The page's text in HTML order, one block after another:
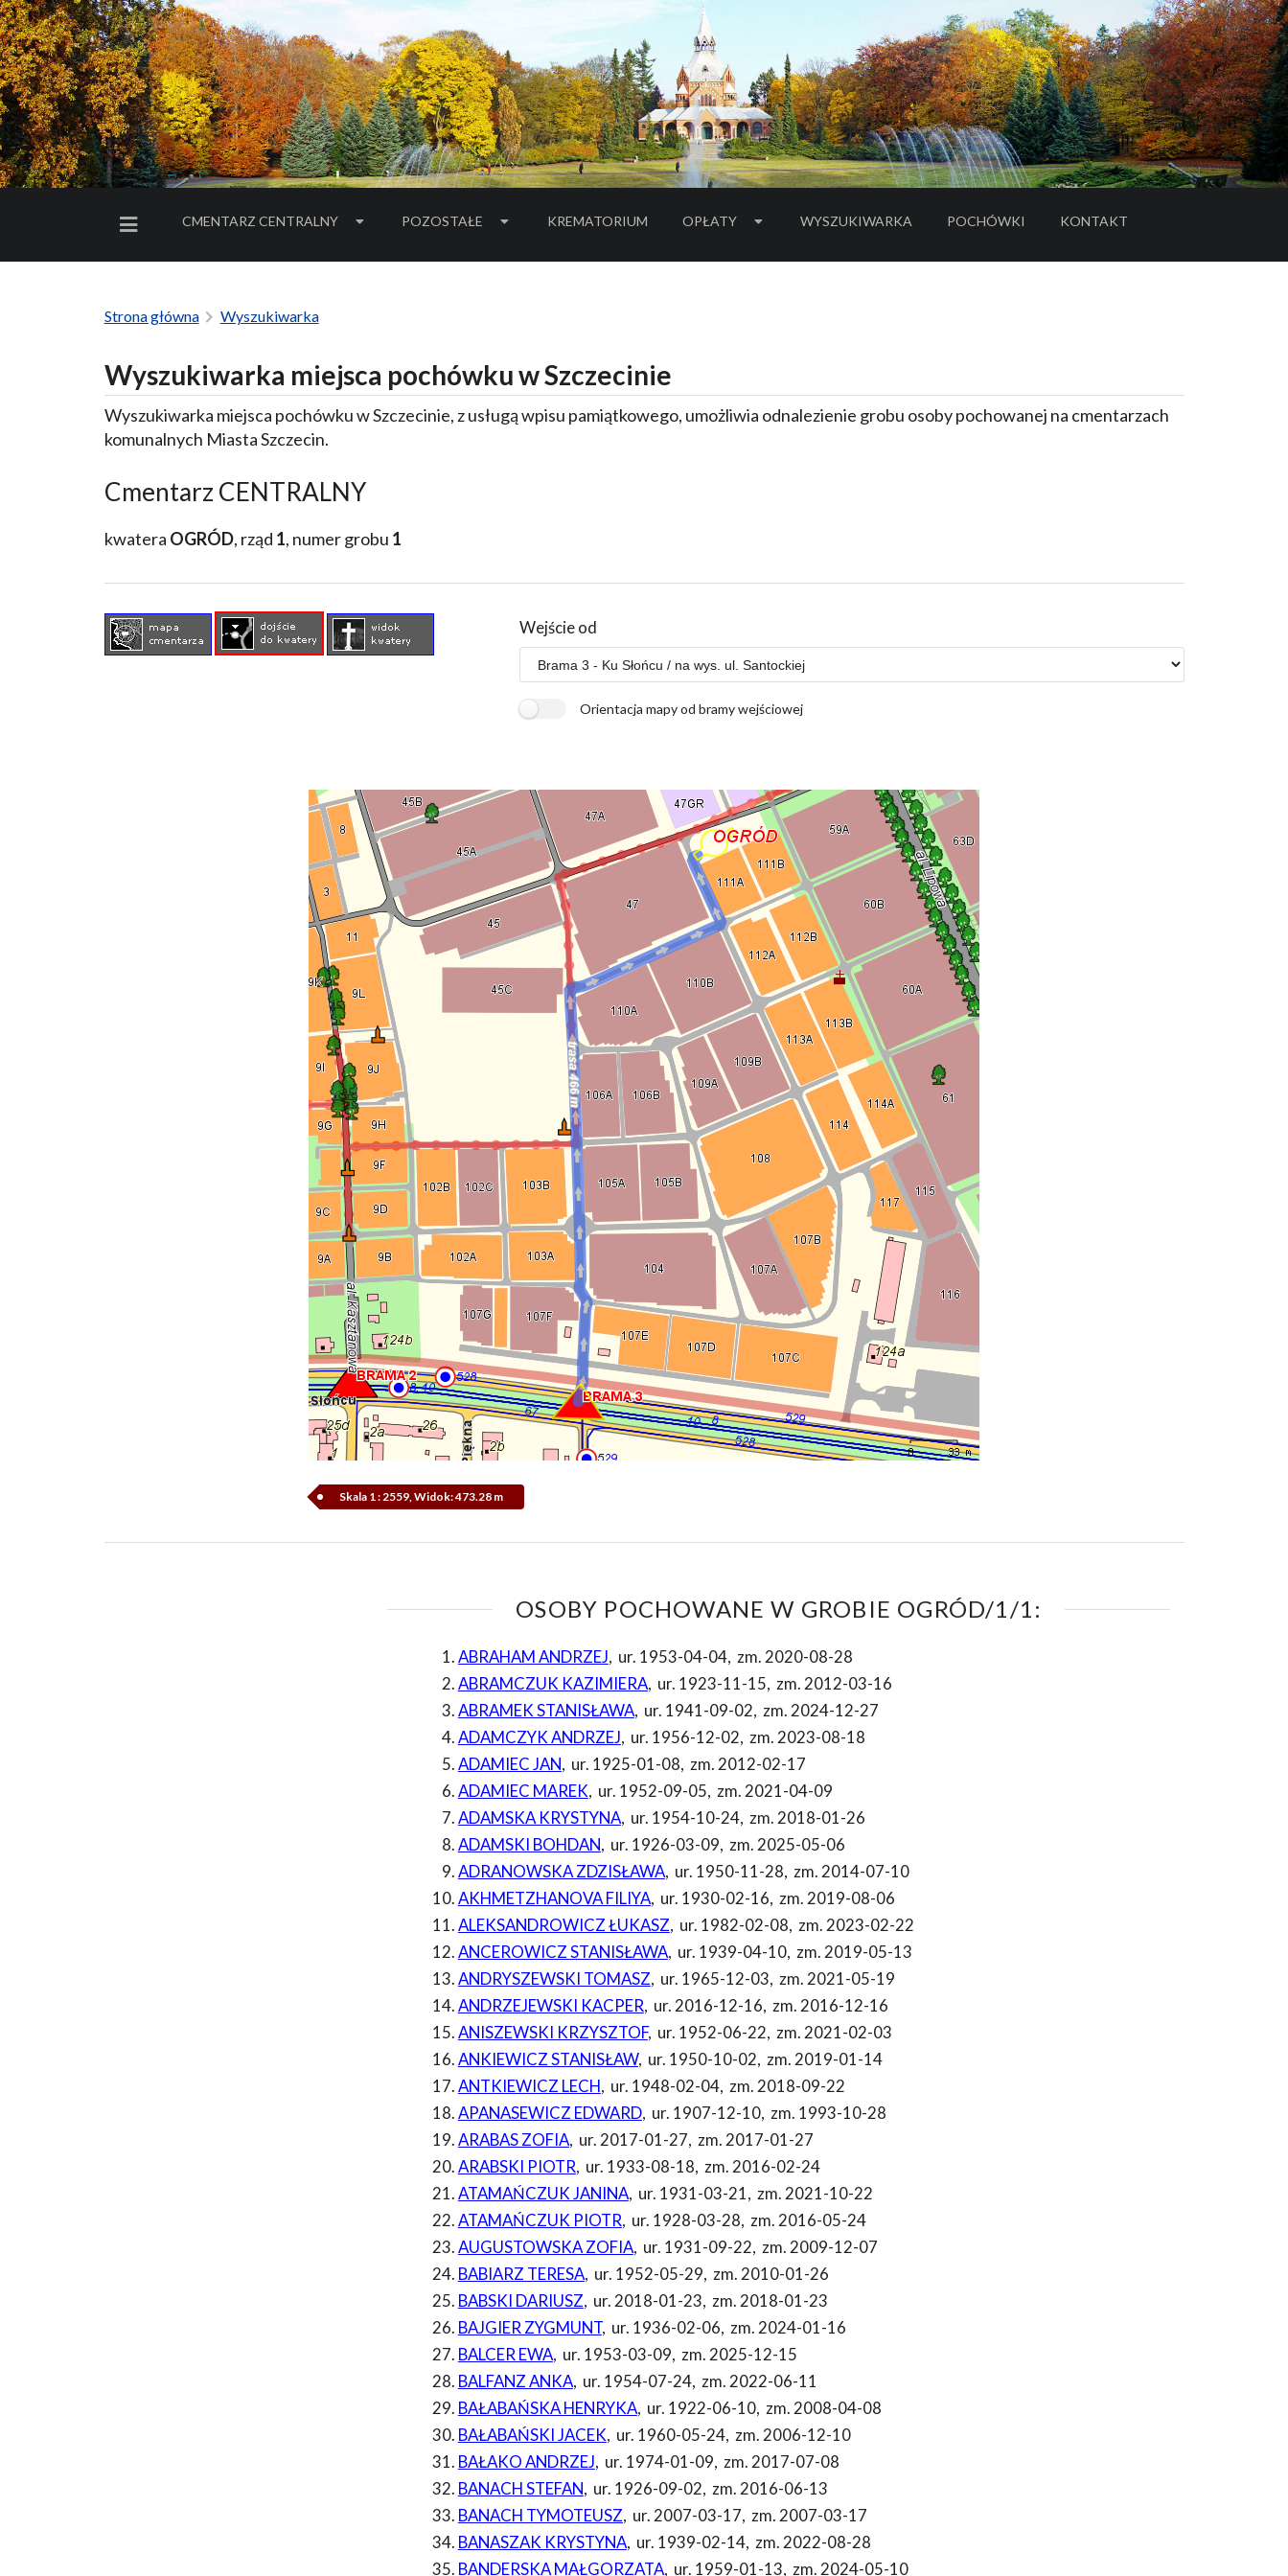
MENU BOCZNE
CMENTARZ CENTRALNY POZOSTAŁE KREMATORIUM OPŁATY WYSZUKIWARKA POCHÓWKI
- LINK DO SERWISU ZEWNĘTRZNEGO
KONTAKT
Strona główna Wyszukiwarka
Wyszukiwarka miejsca pochówku w Szczecinie
Wyszukiwarka miejsca pochówku w Szczecinie, z usługą wpisu pamiątkowego, umożliwia odnalezienie grobu osoby pochowanej na cmentarzach
komunalnych Miasta Szczecin.
Cmentarz CENTRALNY
kwatera OGRÓD, rząd 1, numer grobu 1
Wejście od
Orientacja mapy od bramy wejściowej
Skala 1 : 2559, Widok: 473.28 m
OSOBY POCHOWANE W GROBIE OGRÓD/1/1:
ABRAHAM ANDRZEJ, ur. 1953-04-04, zm. 2020-08-28
ABRAMCZUK KAZIMIERA, ur. 1923-11-15, zm. 2012-03-16
ABRAMEK STANISŁAWA, ur. 1941-09-02, zm. 2024-12-27
ADAMCZYK ANDRZEJ, ur. 1956-12-02, zm. 2023-08-18
ADAMIEC JAN, ur. 1925-01-08, zm. 2012-02-17
ADAMIEC MAREK, ur. 1952-09-05, zm. 2021-04-09
ADAMSKA KRYSTYNA, ur. 1954-10-24, zm. 2018-01-26
ADAMSKI BOHDAN, ur. 1926-03-09, zm. 2025-05-06
ADRANOWSKA ZDZISŁAWA, ur. 1950-11-28, zm. 2014-07-10
AKHMETZHANOVA FILIYA, ur. 1930-02-16, zm. 2019-08-06
ALEKSANDROWICZ ŁUKASZ, ur. 1982-02-08, zm. 2023-02-22
ANCEROWICZ STANISŁAWA, ur. 1939-04-10, zm. 2019-05-13
ANDRYSZEWSKI TOMASZ, ur. 1965-12-03, zm. 2021-05-19
ANDRZEJEWSKI KACPER, ur. 2016-12-16, zm. 2016-12-16
ANISZEWSKI KRZYSZTOF, ur. 1952-06-22, zm. 2021-02-03
ANKIEWICZ STANISŁAW, ur. 1950-10-02, zm. 2019-01-14
ANTKIEWICZ LECH, ur. 1948-02-04, zm. 2018-09-22
APANASEWICZ EDWARD, ur. 1907-12-10, zm. 1993-10-28
ARABAS ZOFIA, ur. 2017-01-27, zm. 2017-01-27
ARABSKI PIOTR, ur. 1933-08-18, zm. 2016-02-24
ATAMAŃCZUK JANINA, ur. 1931-03-21, zm. 2021-10-22
ATAMAŃCZUK PIOTR, ur. 1928-03-28, zm. 2016-05-24
AUGUSTOWSKA ZOFIA, ur. 1931-09-22, zm. 2009-12-07
BABIARZ TERESA, ur. 1952-05-29, zm. 2010-01-26
BABSKI DARIUSZ, ur. 2018-01-23, zm. 2018-01-23
BAJGIER ZYGMUNT, ur. 1936-02-06, zm. 2024-01-16
BALCER EWA, ur. 1953-03-09, zm. 2025-12-15
BALFANZ ANKA, ur. 1954-07-24, zm. 2022-06-11
BAŁABAŃSKA HENRYKA, ur. 1922-06-10, zm. 2008-04-08
BAŁABAŃSKI JACEK, ur. 1960-05-24, zm. 2006-12-10
BAŁAKO ANDRZEJ, ur. 1974-01-09, zm. 2017-07-08
BANACH STEFAN, ur. 1926-09-02, zm. 2016-06-13
BANACH TYMOTEUSZ, ur. 2007-03-17, zm. 2007-03-17
BANASZAK KRYSTYNA, ur. 1939-02-14, zm. 2022-08-28
BANDERSKA MAŁGORZATA, ur. 1959-01-13, zm. 2024-05-10